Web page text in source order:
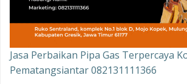
Jasa Perbaikan Pipa Gas Terpercaya
Pematangsiantar 082131111366